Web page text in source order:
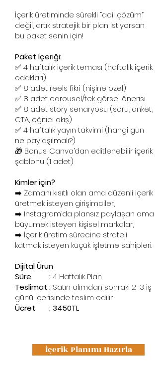
İçerik üretiminde sürekli “acil çözüm”
değil, artık stratejik bir plan istiyorsan
bu paket senin için!
Paket İçeriği:
✅ 4 haftalık içerik teması (haftalık içerik
odakları)
✅ 8 adet reels fikri (nişine özel)
✅ 8 adet carousel/tek görsel önerisi
✅ 8 adet story senaryosu (soru, anket,
CTA, eğitici akış)
✅ 4 haftalık yayın takvimi (hangi gün
ne paylaşılmalı?)
🎁 Bonus: Canva’dan editlenebilir içerik
şablonu (1 adet)
Kimler için?
➡️ Zamanı kısıtlı olan ama düzenli içerik
üretmek isteyen girişimciler,
➡️ Instagram’da plansız paylaşan ama
büyümek isteyen kişisel markalar,
➡️ İçerik üretim sürecine strateji
katmak isteyen küçük işletme sahipleri.
Dijital Ürün
Süre :4 Haftalık Plan
Teslimat : Satın alımdan sonraki 2-3 iş
günü içerisinde teslim edilir.
Ücret : 3450TL
İçerik Planımı Hazırla